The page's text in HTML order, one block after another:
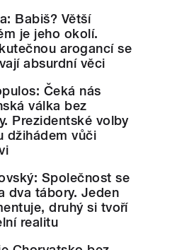
Babiš? Větší
je jeho okolí.
arogancí se
absurdní věci
Čeká nás
válka bez
Prezidentské volby
džihádem vůči
Společnost se
dva tábory. Jeden
druhý si tvoří
realitu